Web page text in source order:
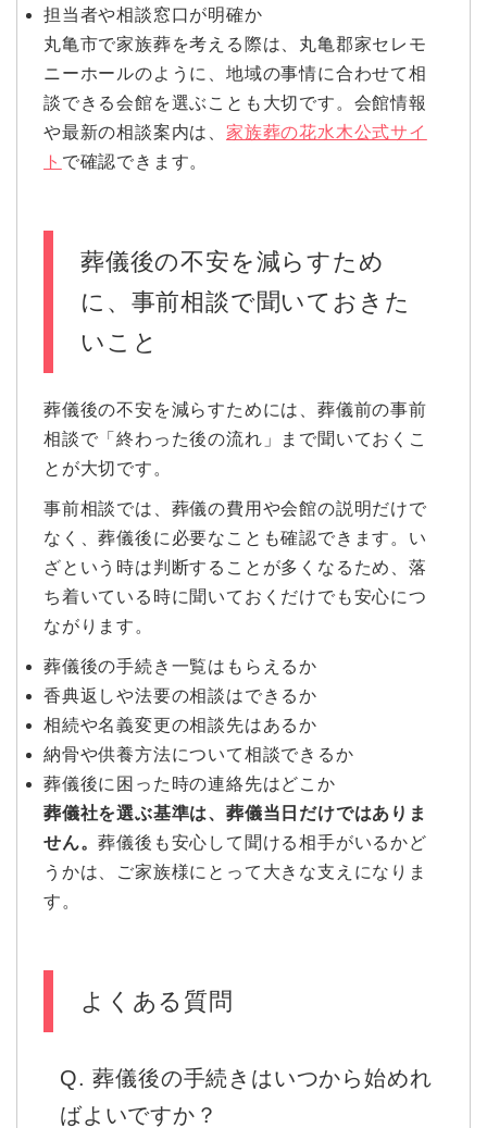
担当者や相談窓口が明確か
丸亀市で家族葬を考える際は、丸亀郡家セレモ
ニーホールのように、地域の事情に合わせて相
談できる会館を選ぶことも大切です。会館情報
や最新の相談案内は、 家族葬の花水木公式サイ
ト で確認できます。
葬儀後の不安を減らすため
に、事前相談で聞いておきた
いこと
葬儀後の不安を減らすためには、葬儀前の事前
相談で「終わった後の流れ」まで聞いておくこ
とが大切です。
事前相談では、葬儀の費用や会館の説明だけで
なく、葬儀後に必要なことも確認できます。い
ざという時は判断することが多くなるため、落
ち着いている時に聞いておくだけでも安心につ
ながります。
葬儀後の手続き一覧はもらえるか
香典返しや法要の相談はできるか
相続や名義変更の相談先はあるか
納骨や供養方法について相談できるか
葬儀後に困った時の連絡先はどこか
葬儀社を選ぶ基準は、葬儀当日だけではありま
せん。葬儀後も安心して聞ける相手がいるかど
うかは、ご家族様にとって大きな支えになりま
す。
よくある質問
Q. 葬儀後の手続きはいつから始めれ
ばよいですか？